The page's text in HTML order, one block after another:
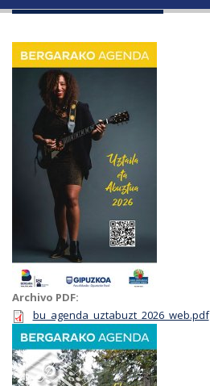
Archivo PDF:
bu_agenda_uztabuzt_2026_web.pdf